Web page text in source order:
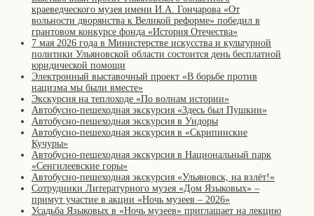
краеведческого музея имени И.А. Гончарова «От
вольности дворянства к Великой реформе» победил в
грантовом конкурсе фонда «История Отечества»
7 мая 2026 года в Министерстве искусства и культурной
политики Ульяновской области состоится день бесплатной
юридической помощи
Электронный выставочный проект «В борьбе против
нацизма мы были вместе»
Экскурсия на теплоходе «По волнам истории»
Автобусно-пешеходная экскурсия «Здесь был Пушкин»
Автобусно-пешеходная экскурсия в Ундоры
Автобусно-пешеходная экскурсия в «Скрипинские
Кучуры»
Автобусно-пешеходная экскурсия в Национальный парк
«Сенгилеевские горы»
Автобусно-пешеходная экскурсия «Ульяновск, на взлёт!»
Сотрудники Литературного музея «Дом Языковых» –
примут участие в акции «Ночь музеев – 2026»
Усадьба Языковых в «Ночь музеев» приглашает на лекцию